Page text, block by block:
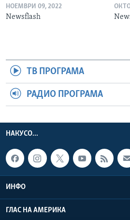
НОЕМВРИ 09, 2022
Newsflash
ТВ ПРОГРАМА
РАДИО ПРОГРАМА
НАКУСО...
ИНФО
ГЛАС НА АМЕРИКА